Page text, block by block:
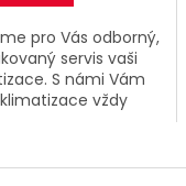
pro Vás odborný,
servis vaši
S námi Vám
vždy
a celkovou